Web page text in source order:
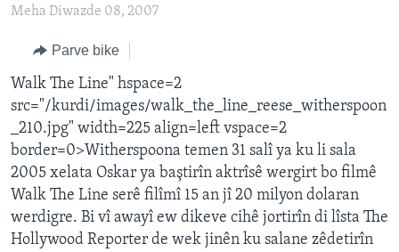
here
serekî
Yekser
here
Lêgerînê
FOTO GALERÎ
RADYO
HEVPEYVÎN
AMERÎKA
TIRKÎYE
SÛRÎYE
ÎRAQ
ÎRAN
ROJHILATA NAVÎN
CÎHAN
ÇAND Û HUNER
Meha Diwazde 08, 2007
Parve bike
Walk The Line" hspace=2
src="/kurdi/images/walk_the_line_reese_witherspoon
_210.jpg" width=225 align=left vspace=2
border=0>Witherspoona temen 31 salî ya ku li sala
2005 xelata Oskar ya baştirîn aktrîsê wergirt bo filmê
Walk The Line serê filîmî 15 an jî 20 milyon dolaran
werdigre. Bi vî awayî ew dikeve cihê jortirîn di lîsta The
Hollywood Reporter de wek jinên ku salane zêdetirîn